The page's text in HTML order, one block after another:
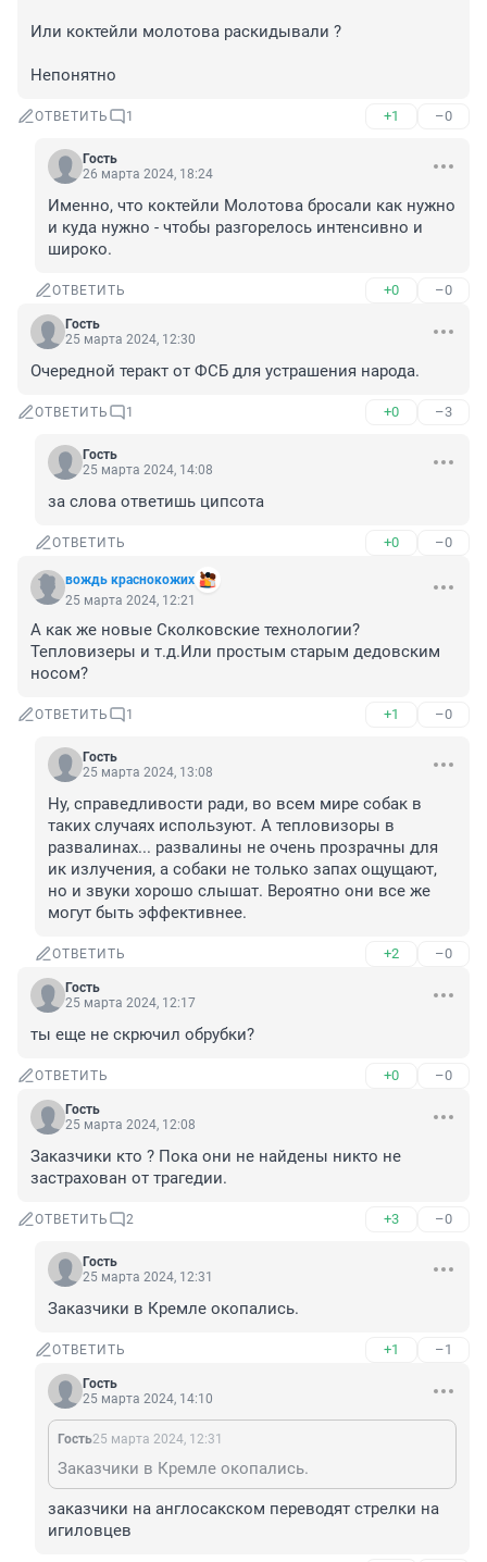
Или коктейли молотова раскидывали ?
Непонятно
ОТВЕТИТЬ 1 +1 –0
Гость
26 марта 2024, 18:24
Именно, что коктейли Молотова бросали как нужно
и куда нужно - чтобы разгорелось интенсивно и
широко.
ОТВЕТИТЬ +0 –0
Гость
25 марта 2024, 12:30
Очередной теракт от ФСБ для устрашения народа.
ОТВЕТИТЬ 1 +0 –3
Гость
25 марта 2024, 14:08
за слова ответишь ципсота
ОТВЕТИТЬ +0 –0
вождь краснокожих
25 марта 2024, 12:21
А как же новые Сколковские технологии?
Тепловизеры и т.д.Или простым старым дедовским
носом?
ОТВЕТИТЬ 1 +1 –0
Гость
25 марта 2024, 13:08
Ну, справедливости ради, во всем мире собак в
таких случаях используют. А тепловизоры в
развалинах... развалины не очень прозрачны для
ик излучения, а собаки не только запах ощущают,
но и звуки хорошо слышат. Вероятно они все же
могут быть эффективнее.
ОТВЕТИТЬ +2 –0
Гость
25 марта 2024, 12:17
ты еще не скрючил обрубки?
ОТВЕТИТЬ +0 –0
Гость
25 марта 2024, 12:08
Заказчики кто ? Пока они не найдены никто не
застрахован от трагедии.
ОТВЕТИТЬ 2 +3 –0
Гость
25 марта 2024, 12:31
Заказчики в Кремле окопались.
ОТВЕТИТЬ +1 –1
Гость
25 марта 2024, 14:10
Гость25 марта 2024, 12:31
Заказчики в Кремле окопались.
заказчики на англосакском переводят стрелки на
игиловцев